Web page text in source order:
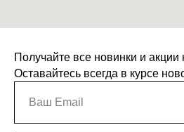
Получайте все новинки и акции
Оставайтесь всегда в курсе